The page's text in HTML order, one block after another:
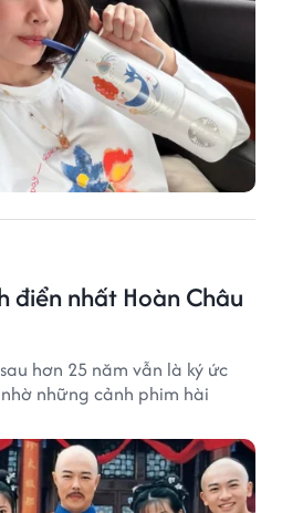
điển nhất Hoàn Châu
hơn 25 năm vẫn là ký ức
những cảnh phim hài